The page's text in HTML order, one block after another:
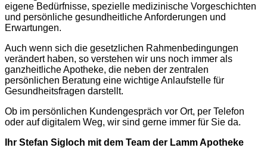
eigene Bedürfnisse, spezielle medizinische Vorgeschichten
und persönliche gesundheitliche Anforderungen und
Erwartungen.
Auch wenn sich die gesetzlichen Rahmenbedingungen
verändert haben, so verstehen wir uns noch immer als
ganzheitliche Apotheke, die neben der zentralen
persönlichen Beratung eine wichtige Anlaufstelle für
Gesundheitsfragen darstellt.
Ob im persönlichen Kundengespräch vor Ort, per Telefon
oder auf digitalem Weg, wir sind gerne immer für Sie da.
Ihr Stefan Sigloch mit dem Team der Lamm Apotheke